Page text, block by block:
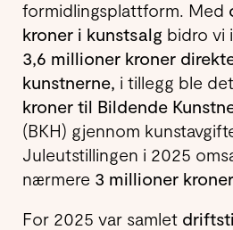
formidlingsplattform. Med
kroner i kunstsalg bidro vi
3,6 millioner kroner
kunstnerne, i tillegg ble
kroner til Bildende
(BKH) gjennom
Juleutstillingen i 2025
nærmere 3 millioner
For 2025 var samlet